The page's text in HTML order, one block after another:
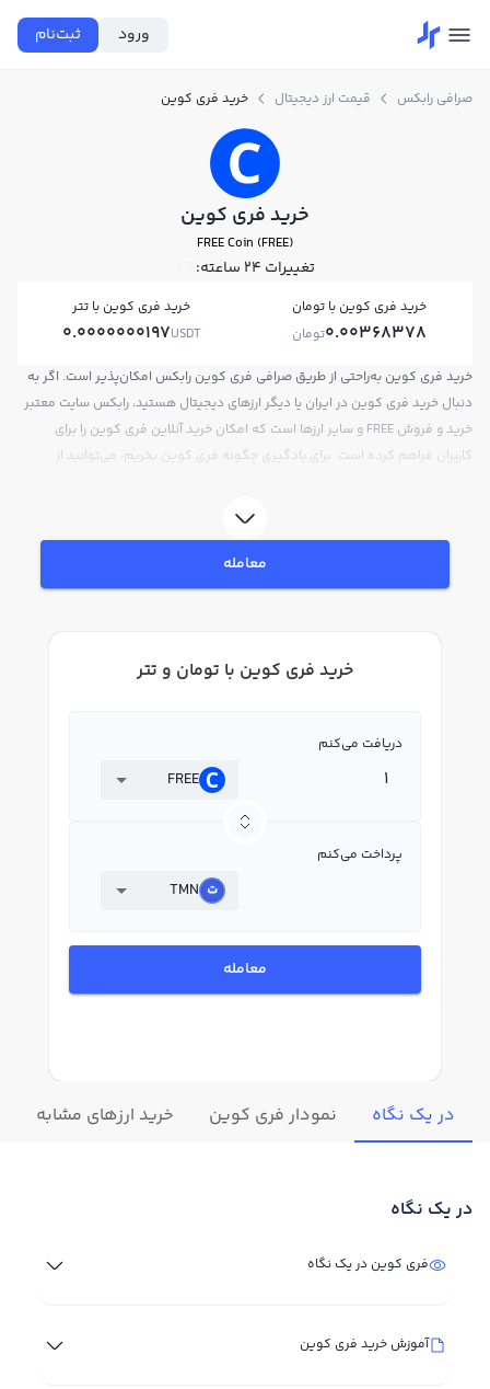
ورود ثبت‌نام
صرافی رابکس قیمت ارز دیجیتال خرید فری کوین
خرید فری کوین
FREE Coin (FREE)
تغییرات ۲۴ ساعته: 0%
خرید فری کوین با تومان
0.00368378تومان
خرید فری کوین با تتر
0.0000000197USDT
خرید فری کوین به‌راحتی از طریق صرافی فری کوین رابکس امکان‌پذیر است. اگر به
دنبال خرید فری کوین در ایران یا دیگر ارزهای دیجیتال هستید، رابکس سایت معتبر
خرید و فروش FREE و سایر ارزها است که امکان خرید آنلاین فری کوین را برای
کاربران فراهم کرده است. برای یادگیری چگونه فری کوین بخریم، می‌توانید از
فروش فری کوین FREE بپردازید. در بازار رابکس، قیمت لحظه‌ای، نمودار و امکانات
فروش فری کوین نیز در دسترس شما قرار دارد تا بتوانید تصمیمات بهتری در
معامله
خرید فری کوین با تومان و تتر
دریافت می‌کنم
FREE
پرداخت می‌کنم
TMN
معامله
در یک نگاه نمودار فری کوین خرید ارزهای مشابه
در یک نگاه
فری کوین در یک نگاه
آموزش خرید فری کوین